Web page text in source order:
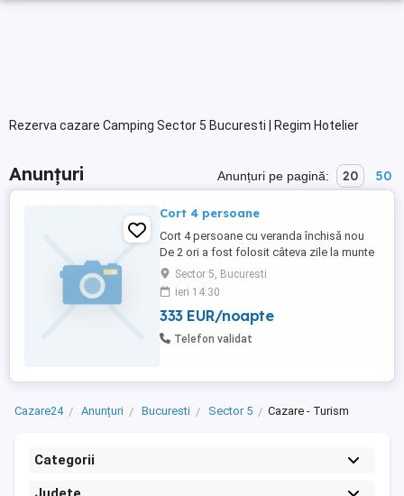
Rezerva cazare Camping Sector 5 Bucuresti | Regim Hotelier
Anunțuri Anunțuri pe pagină: 20 50
Cort 4 persoane
Cort 4 persoane cu veranda închisă nou
De 2 ori a fost folosit câteva zile la munte
Am și saltea ca nouă de 55 cm înaltă mare
cu pompa in ia la priza și pompă de
umflat separată,masa pliabila aproape
noua scaune pliabile 4 buc ,hamac Pot
vinde și separat ,cortul 1200 neg Restul
Sector 5, Bucuresti
ieri 14:30
333 EUR/noapte
Telefon validat
Cazare24 Anunțuri Bucuresti Sector 5 Cazare - Turism
Categorii